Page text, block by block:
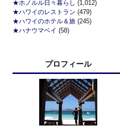
★ホノルル日々暮らし (1,012)
★ハワイのレストラン (479)
★ハワイのホテル＆旅 (245)
★ハナウマベイ (58)
プロフィール